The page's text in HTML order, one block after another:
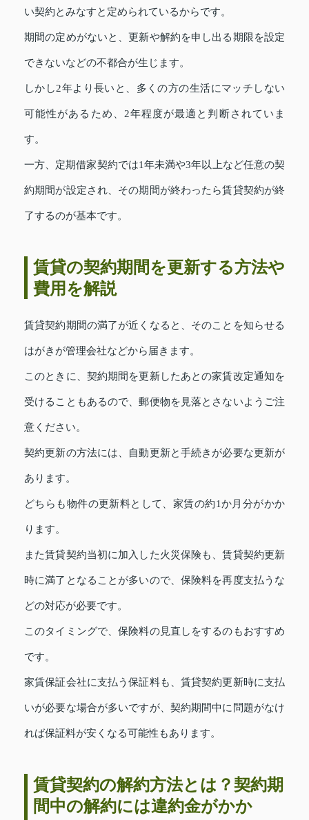
い契約とみなすと定められているからです。
期間の定めがないと、更新や解約を申し出る期限を設定
できないなどの不都合が生じます。
しかし2年より長いと、多くの方の生活にマッチしない
可能性があるため、2年程度が最適と判断されていま
す。
一方、定期借家契約では1年未満や3年以上など任意の契
約期間が設定され、その期間が終わったら賃貸契約が終
了するのが基本です。
賃貸の契約期間を更新する方法や
費用を解説
賃貸契約期間の満了が近くなると、そのことを知らせる
はがきが管理会社などから届きます。
このときに、契約期間を更新したあとの家賃改定通知を
受けることもあるので、郵便物を見落とさないようご注
意ください。
契約更新の方法には、自動更新と手続きが必要な更新が
あります。
どちらも物件の更新料として、家賃の約1か月分がかか
ります。
また賃貸契約当初に加入した火災保険も、賃貸契約更新
時に満了となることが多いので、保険料を再度支払うな
どの対応が必要です。
このタイミングで、保険料の見直しをするのもおすすめ
です。
家賃保証会社に支払う保証料も、賃貸契約更新時に支払
いが必要な場合が多いですが、契約期間中に問題がなけ
れば保証料が安くなる可能性もあります。
賃貸契約の解約方法とは？契約期
間中の解約には違約金がかか